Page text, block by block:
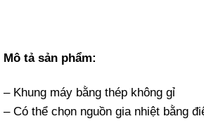
Mô tả sản phẩm:
– Khung máy bằng thép không gỉ
– Có thể chọn nguồn gia nhiệt bằng